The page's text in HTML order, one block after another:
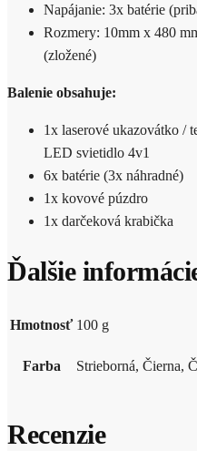
Napájanie: 3x batérie
Rozmery: 10mm x 480
(zložené)
Balenie obsahuje:
1x laserové ukazovátko /
LED svietidlo 4v1
6x batérie (3x náhradné)
1x kovové púzdro
1x darčeková krabička
Ďalšie
Hmotnosť 100 g
Farba Strieborná, Čierna,
Recenzie